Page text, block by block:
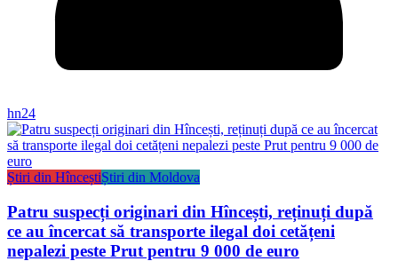
hn24
Știri din HînceștiȘtiri din Moldova
Patru suspecți originari din Hîncești, reținuți după
ce au încercat să transporte ilegal doi cetățeni
nepalezi peste Prut pentru 9 000 de euro